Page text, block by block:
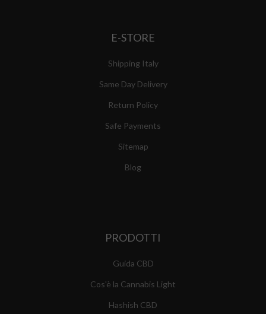
E-STORE
Shipping Italy
Same Day Delivery
Return Policy
Safe Payments
Sitemap
Blog
PRODOTTI
Guida CBD
Cos'è la Cannabis Light
Hashish CBD